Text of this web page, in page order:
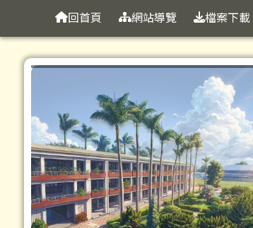
跳至主內容區
臺南市立大成國中
導覽列回首頁 網站導覽 檔案下載